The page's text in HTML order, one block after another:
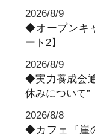
2026/8/9
◆オープンキ
ート2】
2026/8/9
◆実力養成会
休みについて
2026/8/8
◆カフェ『崖